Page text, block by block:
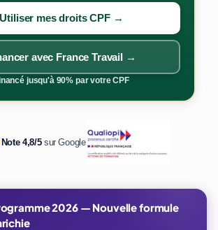
Utiliser mes droits CPF →
avec France Travail →
jusqu'à 90% par votre CPF
Note 4,8/5sur Google
2026 — Nouvelle formule